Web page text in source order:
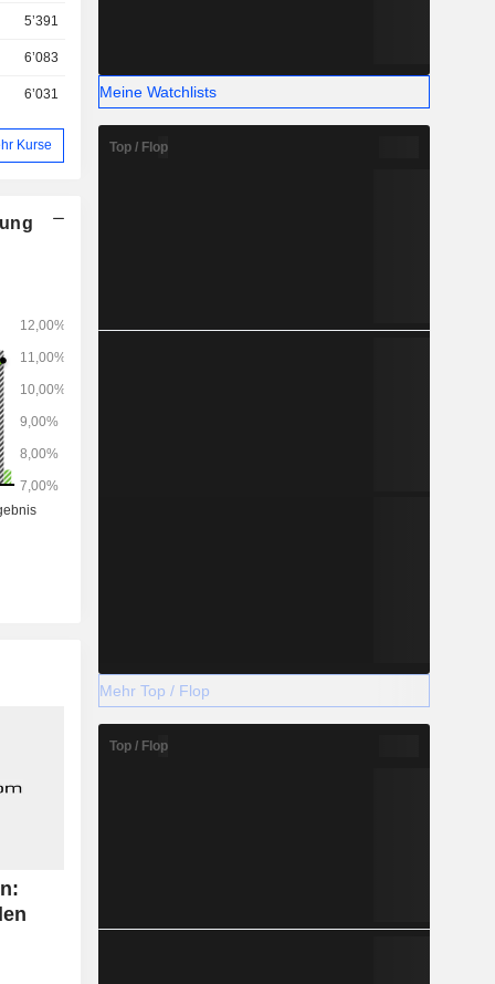
5’391
6’083
6’031
Kurse
Meine Watchlists
Top / Flop
Mehr Top / Flop
Top / Flop